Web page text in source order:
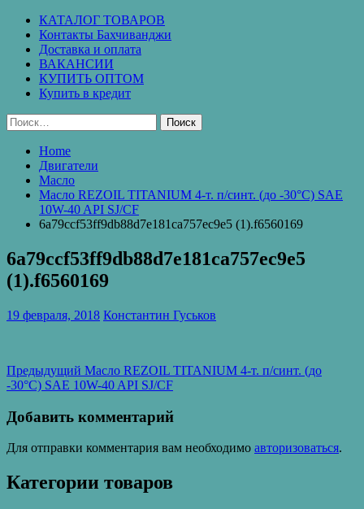
КАТАЛОГ ТОВАРОВ
Контакты Бахчиванджи
Доставка и оплата
ВАКАНСИИ
КУПИТЬ ОПТОМ
Купить в кредит
Найти:
Home
Двигатели
Масло
Масло REZOIL TITANIUM 4-т. п/синт. (до -30°С) SAE
10W-40 API SJ/CF
6a79ccf53ff9db88d7e181ca757ec9e5 (1).f6560169
6a79ccf53ff9db88d7e181ca757ec9e5
(1).f6560169
19 февраля, 2018 Константин Гуськов
Навигация
по
записям
Предыдущий Предыдущая
запись:
Масло REZOIL TITANIUM 4-т. п/синт. (до
-30°С) SAE 10W-40 API SJ/CF
Добавить комментарий
Для отправки комментария вам необходимо авторизоваться.
Категории товаров